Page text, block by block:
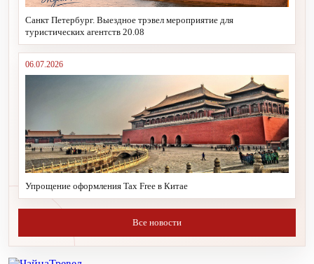
Санкт Петербург. Выездное трэвел мероприятие для
туристических агентств 20.08
06.07.2026
Упрощение оформления Tax Free в Китае
Все новости